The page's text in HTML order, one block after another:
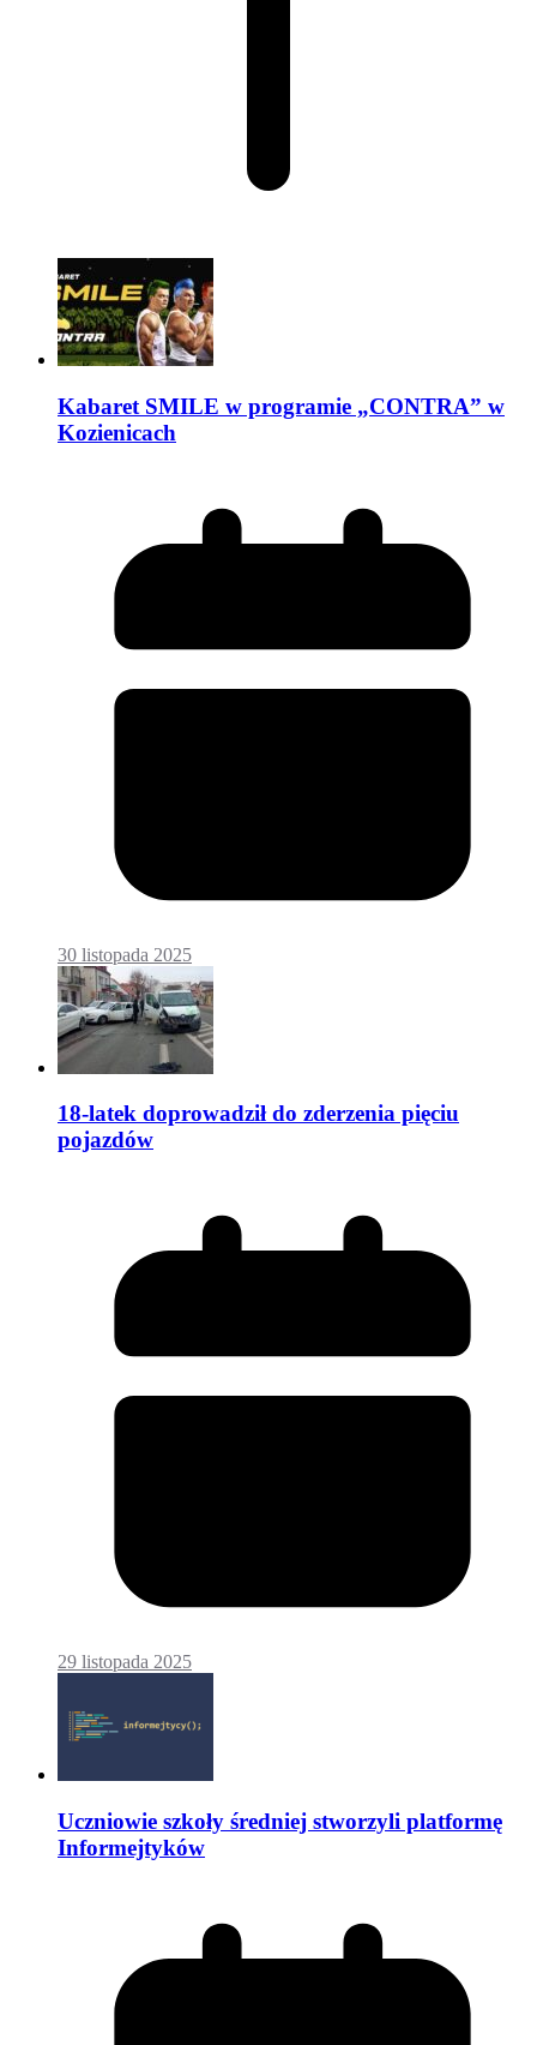
Kabaret SMILE w programie „CONTRA” w
Kozienicach
30 listopada 2025
18-latek doprowadził do zderzenia pięciu
pojazdów
29 listopada 2025
Uczniowie szkoły średniej stworzyli platformę
Informejtyków